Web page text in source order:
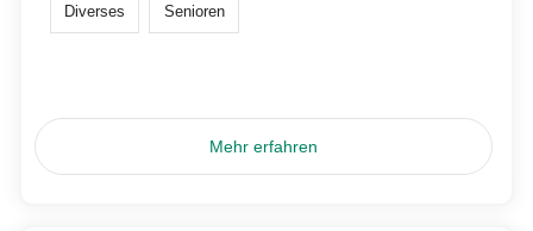
Diverses Senioren
Mehr erfahren